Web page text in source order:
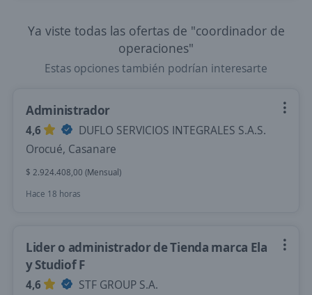
Ya viste todas las ofertas de "coordinador de
operaciones"
Estas opciones también podrían interesarte
Administrador
4,6
DUFLO SERVICIOS INTEGRALES S.A.S.
Orocué, Casanare
$ 2.924.408,00 (Mensual)
Hace 18 horas
Lider o administrador de Tienda marca Ela
y Studiof F
4,6
STF GROUP S.A.